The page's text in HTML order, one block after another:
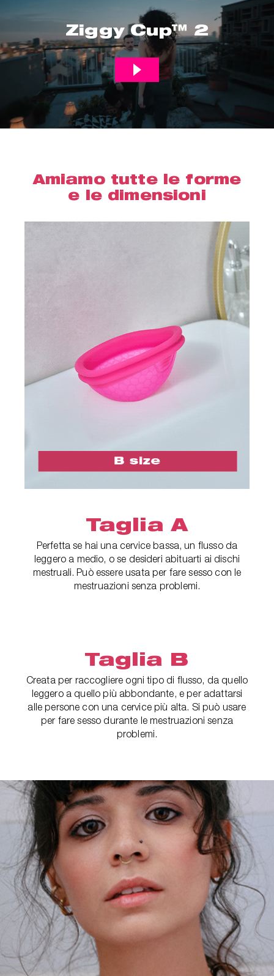
Ziggy Cup™ 2
Amiamo tutte le forme
e le dimensioni
Taglia A
Perfetta se hai una cervice bassa, un flusso da
leggero a medio, o se desideri abituarti ai dischi
mestruali. Può essere usata per fare sesso con le
mestruazioni senza problemi.
Taglia B
Creata per raccogliere ogni tipo di flusso, da quello
leggero a quello più abbondante, e per adattarsi
alle persone con una cervice più alta. Si può usare
per fare sesso durante le mestruazioni senza
problemi.